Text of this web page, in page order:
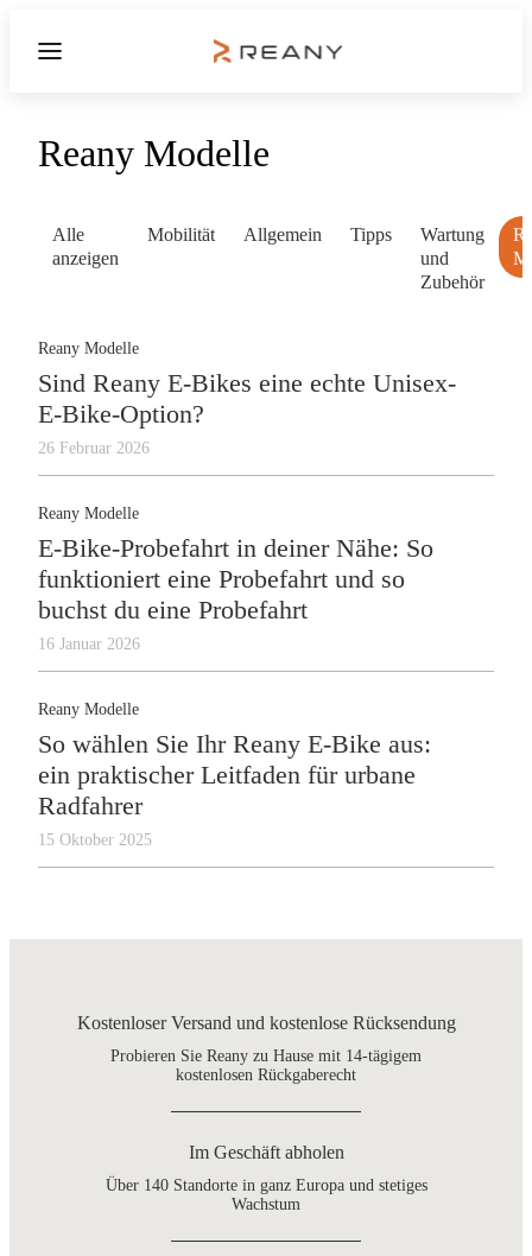
Reany Modelle
Alle
anzeigen
Mobilität Allgemein Tipps
Wartung
und
Zubehör
Reany Modelle
Sind Reany E-Bikes eine echte Unisex-
E-Bike-Option?
26 Februar 2026
Reany Modelle
E-Bike-Probefahrt in deiner Nähe: So
funktioniert eine Probefahrt und so
buchst du eine Probefahrt
16 Januar 2026
Reany Modelle
So wählen Sie Ihr Reany E-Bike aus:
ein praktischer Leitfaden für urbane
Radfahrer
15 Oktober 2025
Kostenloser Versand und kostenlose Rücksendung
Probieren Sie Reany zu Hause mit 14-tägigem
kostenlosen Rückgaberecht
Im Geschäft abholen
Über 140 Standorte in ganz Europa und stetiges
Wachstum